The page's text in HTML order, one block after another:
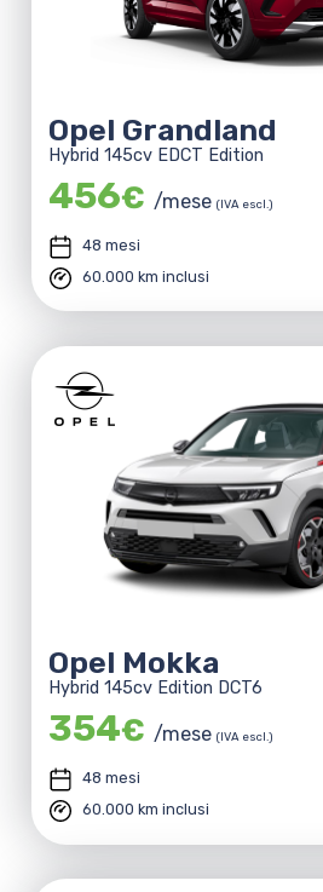
Opel Grandland
Hybrid 145cv EDCT Edition
456€ /mese (IVA escl.)
48 mesi
60.000 km inclusi
Opel Mokka
Hybrid 145cv Edition DCT6
354€ /mese (IVA escl.)
48 mesi
60.000 km inclusi